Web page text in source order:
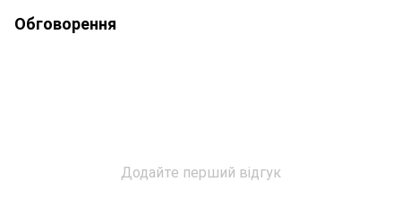
Обговорення
Додайте перший відгук